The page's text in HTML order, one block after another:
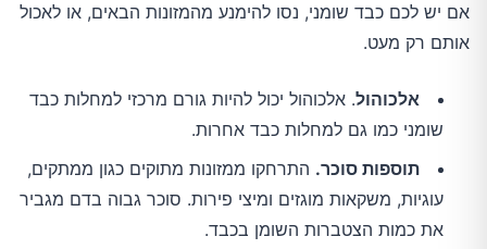
אם יש לכם כבד שומני, נסו להימנע מהמזונות הבאים, או לאכול
אותם רק מעט.
אלכוהול. אלכוהול יכול להיות גורם מרכזי למחלות כבד
שומני כמו גם למחלות כבד אחרות.
תוספות סוכר. התרחקו ממזונות מתוקים כגון ממתקים,
עוגיות, משקאות מוגזים ומיצי פירות. סוכר גבוה בדם מגביר
את כמות הצטברות השומן בכבד.